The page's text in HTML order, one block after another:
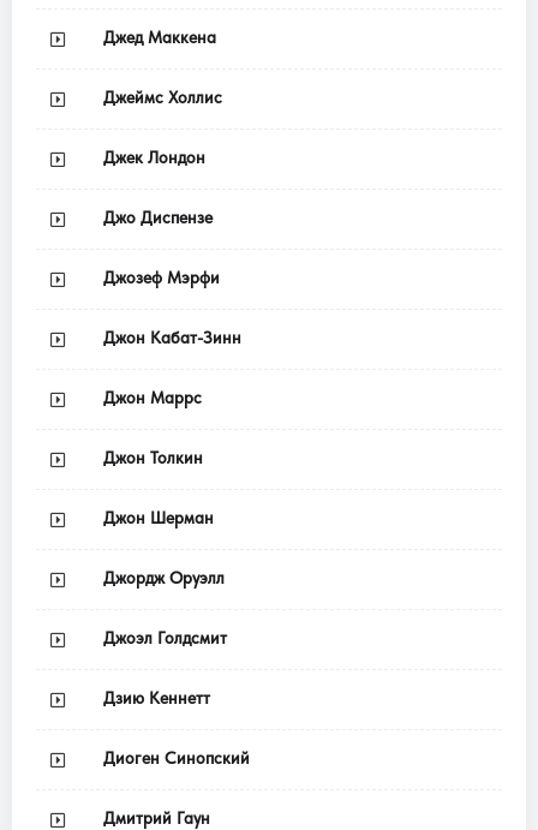
Джед Маккена
Джеймс Холлис
Джек Лондон
Джо Диспензе
Джозеф Мэрфи
Джон Кабат-Зинн
Джон Маррс
Джон Толкин
Джон Шерман
Джордж Оруэлл
Джоэл Голдсмит
Дзию Кеннетт
Диоген Синопский
Дмитрий Гаун